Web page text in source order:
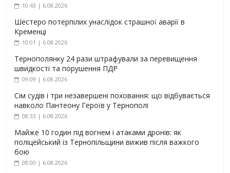
10:43 | 6.08.2026
Шестеро потерпілих унаслідок страшної аварії в
Кременці
10:01 | 6.08.2026
Тернополянку 24 рази штрафували за перевищення
швидкості та порушення ПДР
09:09 | 6.08.2026
Сім судів і три незавершені поховання: що відбувається
навколо Пантеону Героїв у Тернополі
08:33 | 6.08.2026
Майже 10 годин під вогнем і атаками дронів: як
поліцейський із Тернопільщини вижив після важкого
бою
08:00 | 6.08.2026